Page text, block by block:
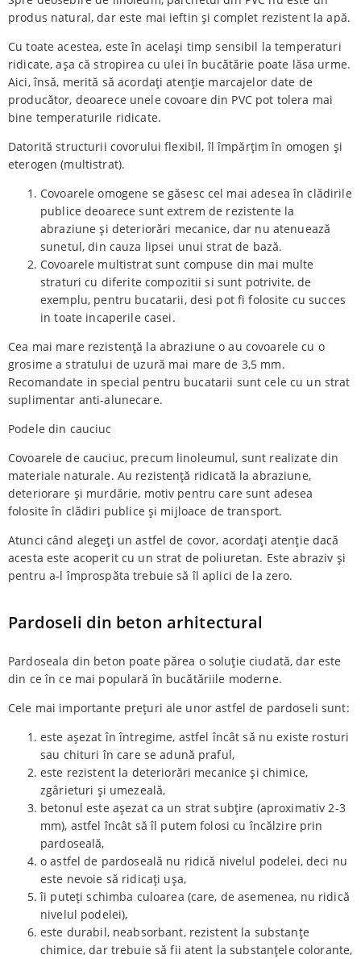
produs natural, dar este mai ieftin și complet rezistent la apă.
Cu toate acestea, este în același timp sensibil la temperaturi
ridicate, așa că stropirea cu ulei în bucătărie poate lăsa urme.
Aici, însă, merită să acordați atenție marcajelor date de
producător, deoarece unele covoare din PVC pot tolera mai
bine temperaturile ridicate.
Datorită structurii covorului flexibil, îl împărțim în omogen și
eterogen (multistrat).
Covoarele omogene se găsesc cel mai adesea în clădirile
publice deoarece sunt extrem de rezistente la
abraziune și deteriorări mecanice, dar nu atenuează
sunetul, din cauza lipsei unui strat de bază.
Covoarele multistrat sunt compuse din mai multe
straturi cu diferite compozitii si sunt potrivite, de
exemplu, pentru bucatarii, desi pot fi folosite cu succes
in toate incaperile casei.
Cea mai mare rezistență la abraziune o au covoarele cu o
grosime a stratului de uzură mai mare de 3,5 mm.
Recomandate in special pentru bucatarii sunt cele cu un strat
suplimentar anti-alunecare.
Podele din cauciuc
Covoarele de cauciuc, precum linoleumul, sunt realizate din
materiale naturale. Au rezistență ridicată la abraziune,
deteriorare și murdărie, motiv pentru care sunt adesea
folosite în clădiri publice și mijloace de transport.
Atunci când alegeți un astfel de covor, acordați atenție dacă
acesta este acoperit cu un strat de poliuretan. Este abraziv și
pentru a-l împrospăta trebuie să îl aplici de la zero.
Pardoseli din beton arhitectural
Pardoseala din beton poate părea o soluție ciudată, dar este
din ce în ce mai populară în bucătăriile moderne.
Cele mai importante prețuri ale unor astfel de pardoseli sunt:
este așezat în întregime, astfel încât să nu existe rosturi
sau chituri în care se adună praful,
este rezistent la deteriorări mecanice și chimice,
zgârieturi și umezeală,
betonul este așezat ca un strat subțire (aproximativ 2-3
mm), astfel încât să îl putem folosi cu încălzire prin
pardoseală,
o astfel de pardoseală nu ridică nivelul podelei, deci nu
este nevoie să ridicați ușa,
îi puteți schimba culoarea (care, de asemenea, nu ridică
nivelul podelei),
este durabil, neabsorbant, rezistent la substanțe
chimice, dar trebuie să fii atent la substanțele colorante,